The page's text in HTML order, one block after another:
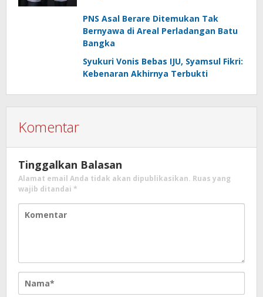
PNS Asal Berare Ditemukan Tak
Bernyawa di Areal Perladangan Batu
Bangka
Syukuri Vonis Bebas IJU, Syamsul Fikri:
Kebenaran Akhirnya Terbukti
Komentar
Tinggalkan Balasan
Alamat email Anda tidak akan dipublikasikan. Ruas yang
wajib ditandai *